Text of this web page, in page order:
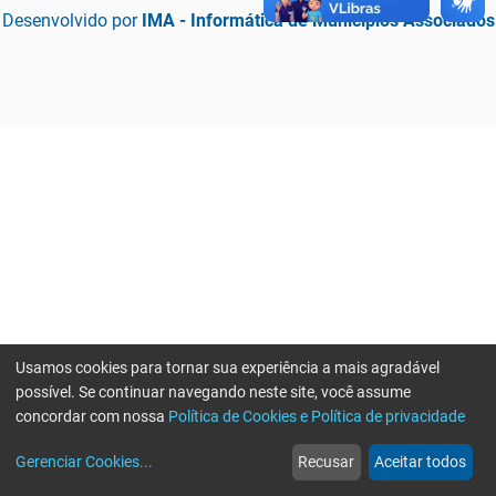
Desenvolvido por IMA - Informática de Municípios Associados
web
Notícias
more_horiz
Mais
Usamos cookies para tornar sua experiência a mais agradável
possível. Se continuar navegando neste site, você assume
concordar com nossa Política de Cookies e Política de privacidade
Gerenciar Cookies... Recusar Aceitar todos
Erro ao enviar informações, por favor tente novamente